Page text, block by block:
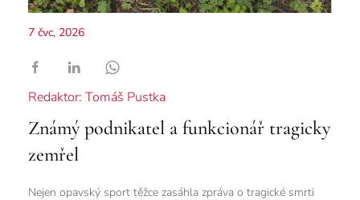
7 čvc, 2026
Redaktor: Tomáš Pustka
Známý podnikatel a funkcionář tragicky
zemřel
Nejen opavský sport těžce zasáhla zpráva o tragické smrti